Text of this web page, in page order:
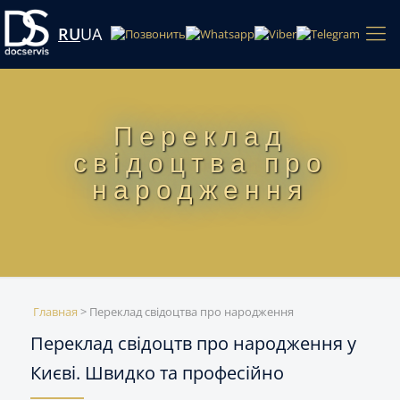
RUUA
Переклад
свідоцтва про
народження
Главная > Переклад свідоцтва про народження
Переклад свідоцтв про народження у
Києві. Швидко та професійно